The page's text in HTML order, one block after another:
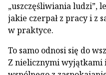
„uszczęśliwiania ludzi”,
jakie czerpał z pracy i z
w praktyce.
To samo odnosi się do
Z nielicznymi wyjątkami